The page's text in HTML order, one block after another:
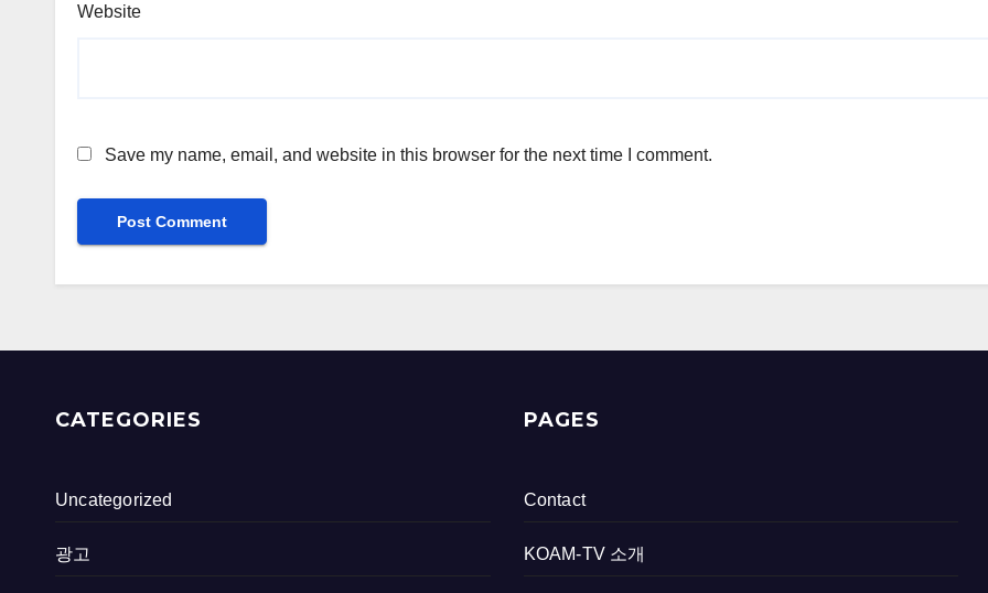
Website
Save my name, email, and website in this browser for the next time I comment.
CATEGORIES
Uncategorized
광고
PAGES
Contact
KOAM-TV 소개